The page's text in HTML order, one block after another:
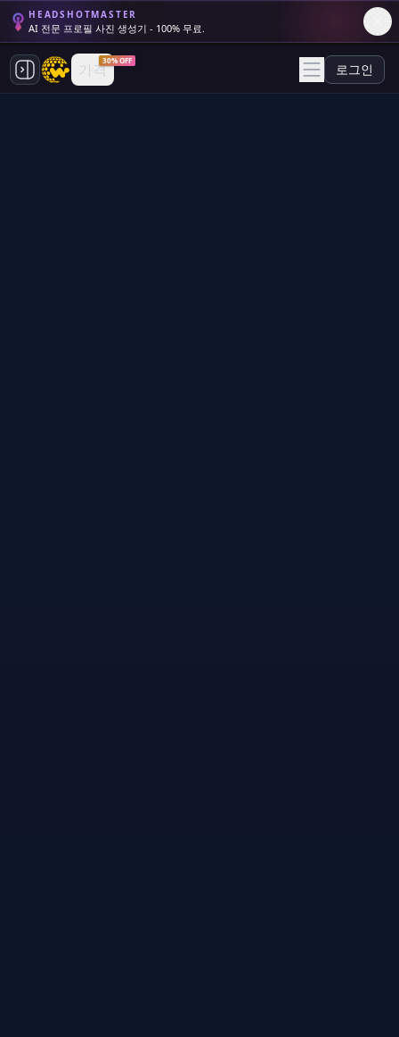
HEADSHOTMASTER
AI 전문 프로필 사진 생성기 - 100% 무료.
가격30% OFF
로그인